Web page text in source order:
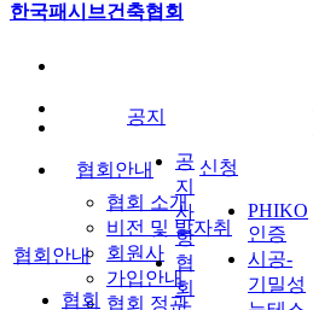
한국패시브건축협회
협회안내
협회 소개
비전 및 발자취
회원사
가입안내
협회 정관
협회안내
협회
공지
공
지
사
항
협
회
신청
PHIKO
인증
시공-
기밀성